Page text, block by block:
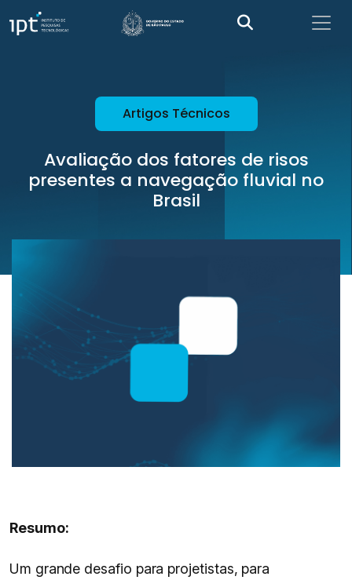
Artigos Técnicos
Avaliação dos fatores de risos
presentes a navegação fluvial no
Brasil
Resumo:
Um grande desafio para projetistas, para